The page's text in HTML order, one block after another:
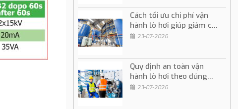
Cách tối ưu chi phí vận
hành lò hơi giúp giảm chi
phí sản xuất
23-07-2026
Quy định an toàn vận
hành lò hơi theo đúng
quy trình kỹ thuật
23-07-2026